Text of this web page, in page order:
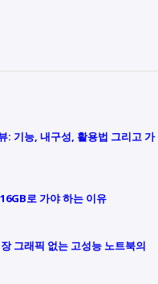
기능, 내구성, 활용법 그리고 가
로 가야 하는 이유
그래픽 없는 고성능 노트북의